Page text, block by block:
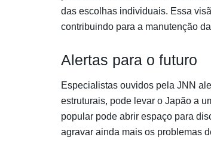
das escolhas individuais. Essa
contribuindo para a manutenção
Alertas para o futuro
Especialistas ouvidos pela JNN
estruturais, pode levar o Japão a
popular pode abrir espaço para
agravar ainda mais os problemas